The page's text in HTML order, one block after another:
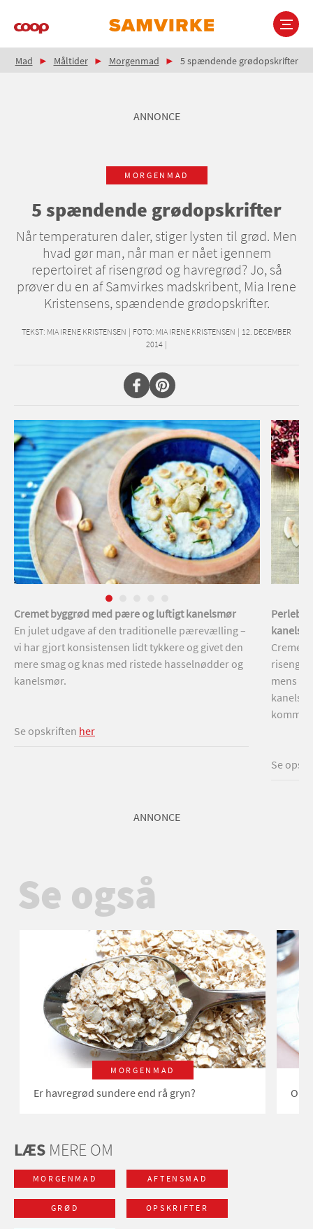
Main
Brødkrumme
Mad Måltider Morgenmad 5 spændende grødopskrifter
ANNONCE
MORGENMAD
5 spændende grødopskrifter
Når temperaturen daler, stiger lysten til grød. Men
hvad gør man, når man er nået igennem
repertoiret af risengrød og havregrød? Jo, så
prøver du en af Samvirkes madskribent, Mia Irene
Kristensens, spændende grødopskrifter.
TEKST: MIA IRENE KRISTENSEN | FOTO: MIA IRENE KRISTENSEN | 12. DECEMBER
2014 |
Cremet byggrød med pære og luftigt kanelsmør
En julet udgave af den traditionelle pærevælling –
vi har gjort konsistensen lidt tykkere og givet den
mere smag og knas med ristede hasselnødder og
kanelsmør.
Se opskriften her
Cremet
mens
kommer
Se
ANNONCE
Se også
MORGENMAD
Er havregrød sundere end rå gryn?
LÆS MERE OM
MORGENMAD AFTENSMAD
GRØD OPSKRIFTER